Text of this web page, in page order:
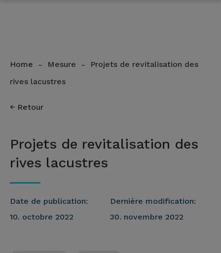
Home – Mesure –
Projets de revitalisation des
rives lacustres
Retour
Projets de revitalisation des
rives lacustres
Date de publication:
10. octobre 2022
Dernière modification:
30. novembre 2022